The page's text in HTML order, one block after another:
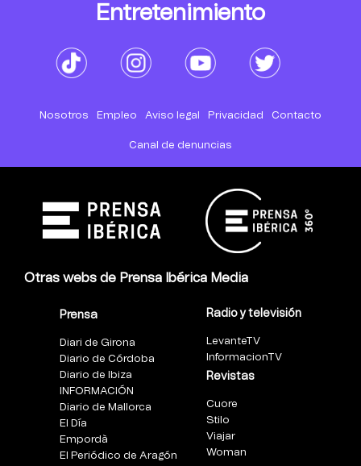
Entretenimiento
Nosotros Empleo Aviso legal Privacidad Contacto
Canal de denuncias
Otras webs de Prensa Ibérica Media
Prensa
Diari de Girona
Diario de Córdoba
Diario de Ibiza
INFORMACIÓN
Diario de Mallorca
El Día
Empordà
El Periódico de Aragón
Radio y televisión
LevanteTV
InformacionTV
Revistas
Cuore
Stilo
Viajar
Woman